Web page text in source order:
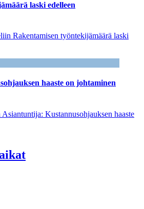
laski edelleen
Rakentamisen työntekijämäärä laski
haaste on johtaminen
Kustannusohjauksen haaste